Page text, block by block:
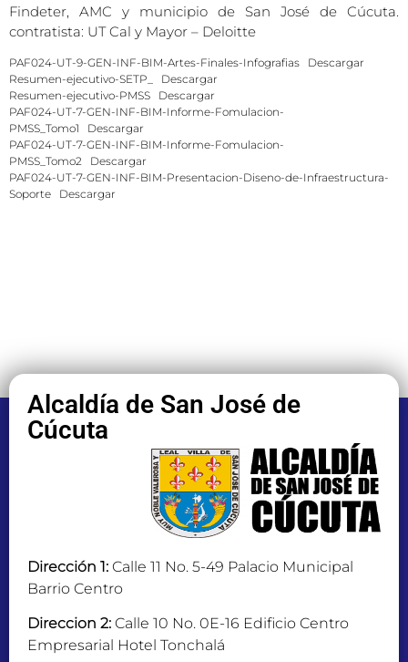
Findeter, AMC y municipio de San José de Cúcuta.
contratista: UT Cal y Mayor – Deloitte
PAF024-UT-9-GEN-INF-BIM-Artes-Finales-Infografias
Descargar
Resumen-ejecutivo-SETP_
Descargar
Resumen-ejecutivo-PMSS
Descargar
PAF024-UT-7-GEN-INF-BIM-Informe-Fomulacion-
PMSS_Tomo1
Descargar
PAF024-UT-7-GEN-INF-BIM-Informe-Fomulacion-
PMSS_Tomo2
Descargar
PAF024-UT-7-GEN-INF-BIM-Presentacion-Diseno-de-Infraestructura-
Soporte
Descargar
Alcaldía de San José de
Cúcuta
Dirección 1: Calle 11 No. 5-49 Palacio Municipal
Barrio Centro
Direccion 2: Calle 10 No. 0E-16 Edificio Centro
Empresarial Hotel Tonchalá